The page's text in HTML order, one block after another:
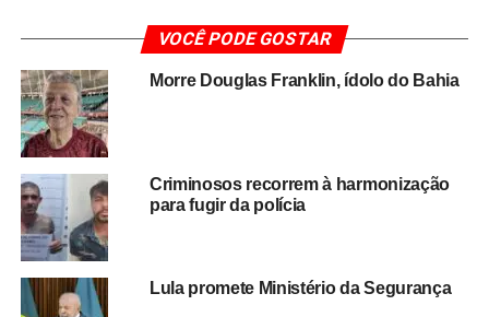
protocolo com o chamado “kit Covid”.
Durante o evento, apré-candidata a deputada federal
pelo PL, confirmada em agosto pelo presidente nacional
da legenda,
Jerônimo Rodrigues (PT), e apontou falhas em áreas
essenciais como
pública, reforçando a necessidade de uma nova direção
política para o estado.
VOCÊ PODE GOSTAR
Morre Douglas Franklin, ídolo do Bahia
Criminosos recorrem à harmonização
para fugir da polícia
Lula promete Ministério da Segurança